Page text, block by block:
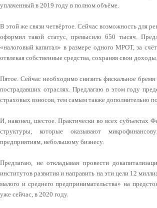
уплаченный в 2019 году в полном объёме.
В этой же связи четвёртое. Сейчас возможность для
оформил такой статус, превысило 650 тысяч.
«налоговый капитал» в размере одного МРОТ, за
отвлекая собственные средства, сохраняя свои доходы.
Пятое. Сейчас необходимо снизить фискальное
пострадавших отраслях. Предлагаю в этом году
страховых взносов, тем самым также дополнительно
И, наконец, шестое. Практически во всех субъектах
структуры, которые оказывают
предприятиям, небольшому бизнесу.
Предлагаю, не откладывая провести
институтов развития и направить на эти цели 12
малого и среднего предпринимательства» на
уже сейчас, в 2020 году.